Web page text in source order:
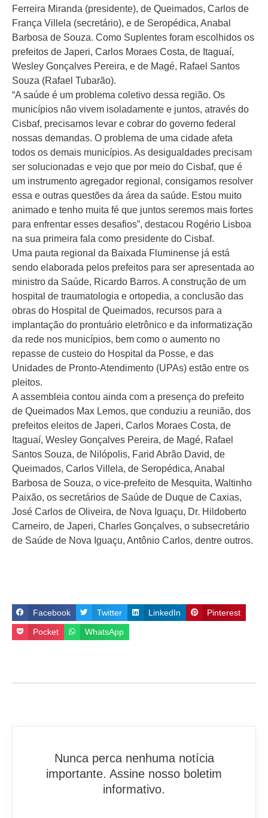
Ferreira Miranda (presidente), de Queimados, Carlos de
França Villela (secretário), e de Seropédica, Anabal
Barbosa de Souza. Como Suplentes foram escolhidos os
prefeitos de Japeri, Carlos Moraes Costa, de Itaguaí,
Wesley Gonçalves Pereira, e de Magé, Rafael Santos
Souza (Rafael Tubarão).
“A saúde é um problema coletivo dessa região. Os
municípios não vivem isoladamente e juntos, através do
Cisbaf, precisamos levar e cobrar do governo federal
nossas demandas. O problema de uma cidade afeta
todos os demais municípios. As desigualdades precisam
ser solucionadas e vejo que por meio do Cisbaf, que é
um instrumento agregador regional, consigamos resolver
essa e outras questões da área da saúde. Estou muito
animado e tenho muita fé que juntos seremos mais fortes
para enfrentar esses desafios”, destacou Rogério Lisboa
na sua primeira fala como presidente do Cisbaf.
Uma pauta regional da Baixada Fluminense já está
sendo elaborada pelos prefeitos para ser apresentada ao
ministro da Saúde, Ricardo Barros. A construção de um
hospital de traumatologia e ortopedia, a conclusão das
obras do Hospital de Queimados, recursos para a
implantação do prontuário eletrônico e da informatização
da rede nos municípios, bem como o aumento no
repasse de custeio do Hospital da Posse, e das
Unidades de Pronto-Atendimento (UPAs) estão entre os
pleitos.
A assembleia contou ainda com a presença do prefeito
de Queimados Max Lemos, que conduziu a reunião, dos
prefeitos eleitos de Japeri, Carlos Moraes Costa, de
Itaguaí, Wesley Gonçalves Pereira, de Magé, Rafael
Santos Souza, de Nilópolis, Farid Abrão David, de
Queimados, Carlos Villela, de Seropédica, Anabal
Barbosa de Souza, o vice-prefeito de Mesquita, Waltinho
Paixão, os secretários de Saúde de Duque de Caxias,
José Carlos de Oliveira, de Nova Iguaçu, Dr. Hildoberto
Carneiro, de Japeri, Charles Gonçalves, o subsecretário
de Saúde de Nova Iguaçu, Antônio Carlos, dentre outros.
Facebook Twitter LinkedIn Pinterest
Pocket WhatsApp
Nunca perca nenhuma notícia
importante. Assine nosso boletim
informativo.